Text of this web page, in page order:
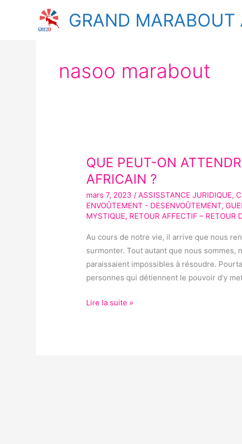
GRAND MARABOUT
nasoo marabout
QUE PEUT-ON
AFRICAIN ?
mars 7, 2023/ASSISSTANCE JURIDIQUE,
ENVOÛTEMENT - DESENVOÛTEMENT,
MYSTIQUE, RETOUR AFFECTIF – RETOUR
Au cours de notre vie, il arrive que nous
surmonter. Tout autant que nous sommes,
paraissaient impossibles à résoudre.
personnes qui détiennent le pouvoir d’y
QUE
PEUT-
ATTENDRE
D’UN
AFRICAIN ?
Lire la suite »